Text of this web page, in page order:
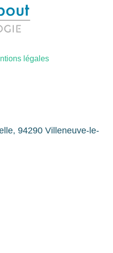
légales
94290 Villeneuve-le-